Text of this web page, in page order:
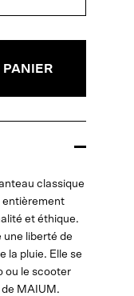
PANIER
classique
entièrement
et éthique.
une liberté de
la pluie. Elle se
ou le scooter
MAIUM.